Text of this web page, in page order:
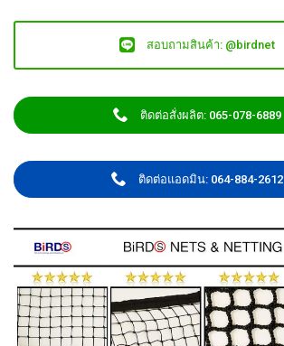
สอบถามสินค้า: @birdnet
ติดต่อสั่งผลิต: 065-078-6889
ติดต่อแอดมิน: 064-884-2612